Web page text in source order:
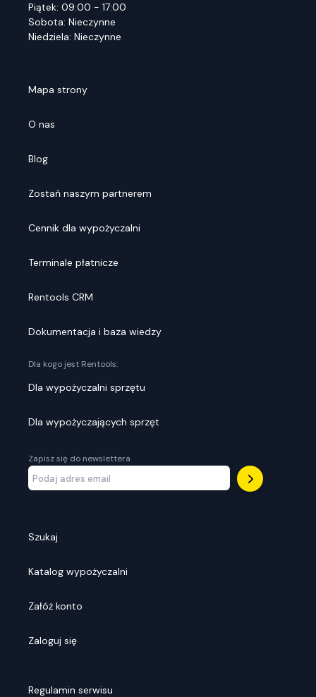
Piątek: 09:00 - 17:00
Sobota: Nieczynne
Niedziela: Nieczynne
Mapa strony
O nas
Blog
Zostań naszym partnerem
Cennik dla wypożyczalni
Terminale płatnicze
Rentools CRM
Dokumentacja i baza wiedzy
Dla kogo jest Rentools:
Dla wypożyczalni sprzętu
Dla wypożyczających sprzęt
Zapisz się do newslettera
Szukaj
Katalog wypożyczalni
Załóż konto
Zaloguj się
Regulamin serwisu